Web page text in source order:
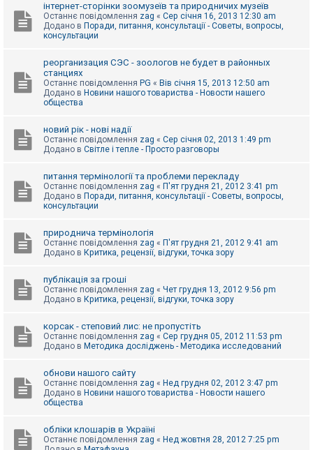
інтернет-сторінки зоомузеїв та природничих музеїв
Останнє повідомлення zag « Сер січня 16, 2013 12:30 am
Додано в Поради, питання, консультації - Советы, вопросы,
консультации
реорганизация СЭС - зоологов не будет в районных
станциях
Останнє повідомлення PG « Вів січня 15, 2013 12:50 am
Додано в Новини нашого товариства - Новости нашего
общества
новий рік - нові надії
Останнє повідомлення zag « Сер січня 02, 2013 1:49 pm
Додано в Світле і тепле - Просто разговоры
питання термінології та проблеми перекладу
Останнє повідомлення zag « П'ят грудня 21, 2012 3:41 pm
Додано в Поради, питання, консультації - Советы, вопросы,
консультации
природнича термінологія
Останнє повідомлення zag « П'ят грудня 21, 2012 9:41 am
Додано в Критика, рецензії, відгуки, точка зору
публікація за гроші
Останнє повідомлення zag « Чет грудня 13, 2012 9:56 pm
Додано в Критика, рецензії, відгуки, точка зору
корсак - степовий лис: не пропустіть
Останнє повідомлення zag « Сер грудня 05, 2012 11:53 pm
Додано в Методика досліджень - Методика исследований
обнови нашого сайту
Останнє повідомлення zag « Нед грудня 02, 2012 3:47 pm
Додано в Новини нашого товариства - Новости нашего
общества
обліки клошарів в Україні
Останнє повідомлення zag « Нед жовтня 28, 2012 7:25 pm